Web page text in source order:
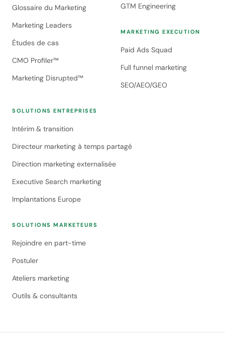
Glossaire du Marketing
Marketing Leaders
Études de cas
CMO Profiler™
Marketing Disrupted™
GTM Engineering
MARKETING EXECUTION
Paid Ads Squad
Full funnel marketing
SEO/AEO/GEO
SOLUTIONS ENTREPRISES
Intérim & transition
Directeur marketing à temps partagé
Direction marketing externalisée
Executive Search marketing
Implantations Europe
SOLUTIONS MARKETEURS
Rejoindre en part-time
Postuler
Ateliers marketing
Outils & consultants